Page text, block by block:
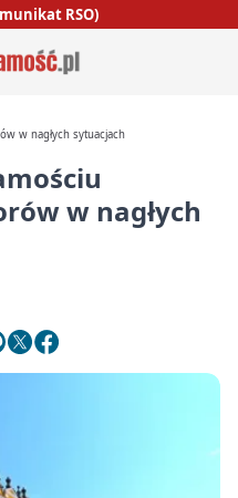
RSO)
w nagłych sytuacjach
w nagłych